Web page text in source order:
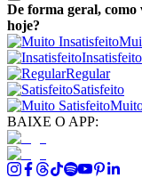
De forma geral, como
hoje?
Insatisfeito
Regular
Satisfeito
BAIXE O APP: